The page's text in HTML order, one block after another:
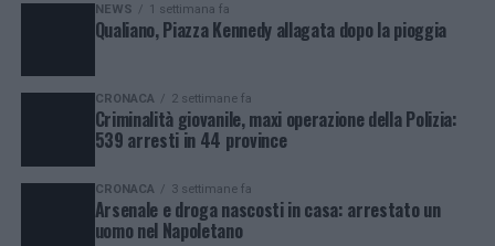
NEWS 1 settimana fa
Qualiano, Piazza Kennedy allagata dopo la pioggia
CRONACA 2 settimane fa
Criminalità giovanile, maxi operazione della Polizia:
539 arresti in 44 province
CRONACA 3 settimane fa
Arsenale e droga nascosti in casa: arrestato un
uomo nel Napoletano